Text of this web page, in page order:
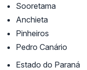
Sooretama
Anchieta
Pinheiros
Pedro Canário
Estado do Paraná